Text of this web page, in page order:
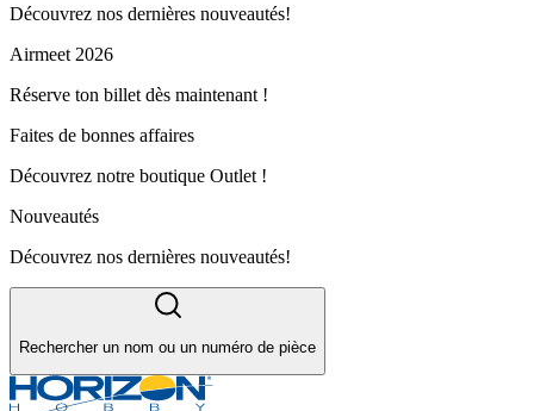
Découvrez nos dernières nouveautés!
Airmeet 2026
Réserve ton billet dès maintenant !
Faites de bonnes affaires
Découvrez notre boutique Outlet !
Nouveautés
Découvrez nos dernières nouveautés!
Rechercher un nom ou un numéro de pièce